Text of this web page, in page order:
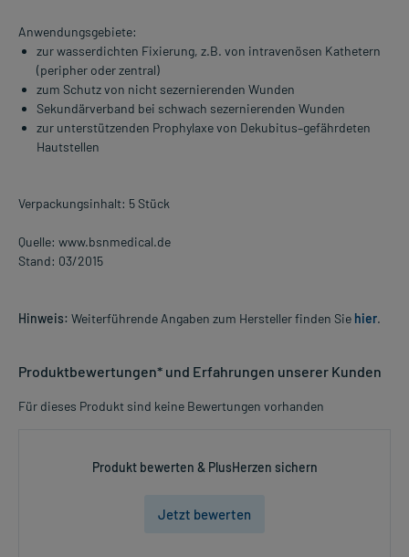
Anwendungsgebiete:
zur wasserdichten Fixierung, z.B. von intravenösen Kathetern
(peripher oder zentral)
zum Schutz von nicht sezernierenden Wunden
Sekundärverband bei schwach sezernierenden Wunden
zur unterstützenden Prophylaxe von Dekubitus–gefährdeten
Hautstellen
Verpackungsinhalt: 5 Stück
Quelle: www.bsnmedical.de
Stand: 03/2015
Hinweis: Weiterführende Angaben zum Hersteller finden Sie hier.
Produktbewertungen* und Erfahrungen unserer Kunden
Für dieses Produkt sind keine Bewertungen vorhanden
Produkt bewerten & PlusHerzen sichern
Jetzt bewerten